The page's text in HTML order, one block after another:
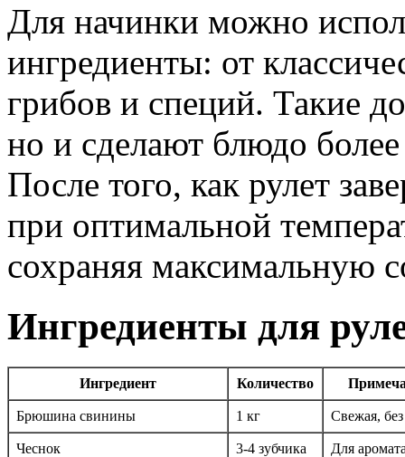
Для начинки можно
ингредиенты: от
грибов и специй. Такие
но и сделают блюдо
После того, как рулет
при оптимальной
сохраняя максимальную
Ингредиенты для
Ингредиент Количество
Брюшина свинины 1 кг Свежая, без
Чеснок 3-4 зубчика Для